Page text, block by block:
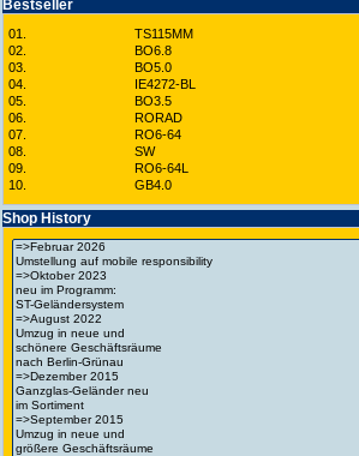
Best­seller
01.
TS115MM
02.
BO6.8
03.
BO5.0
04.
IE4272-BL
05.
BO3.5
06.
RORAD
07.
RO6-64
08.
SW
09.
RO6-64L
10.
GB4.0
Shop History